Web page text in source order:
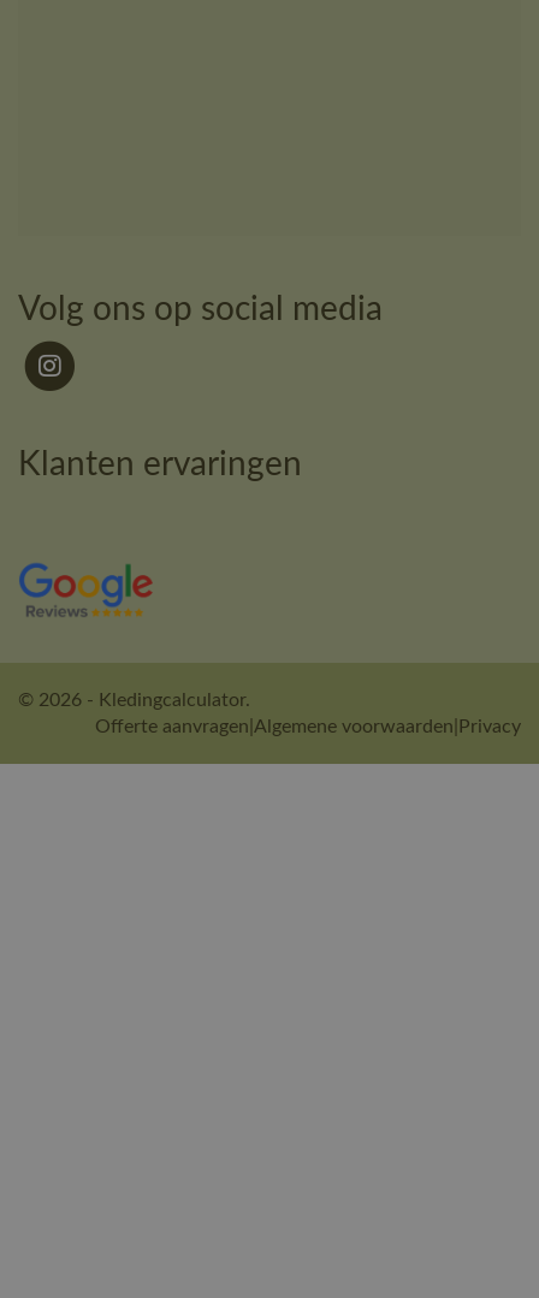
Volg ons op social media
Klanten ervaringen
© 2026 - Kledingcalculator.
Offerte aanvragen Algemene voorwaarden Privacy